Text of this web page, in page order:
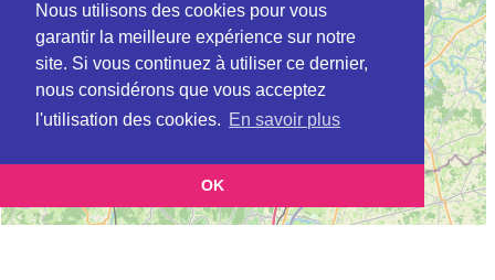
Nous utilisons des cookies pour vous
garantir la meilleure expérience sur notre
site. Si vous continuez à utiliser ce dernier,
nous considérons que vous acceptez
l'utilisation des cookies. En savoir plus
OK